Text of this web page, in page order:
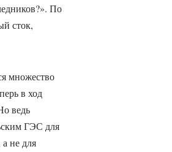
По
сток,
множество
в ход
ведь
ГЭС для
не для